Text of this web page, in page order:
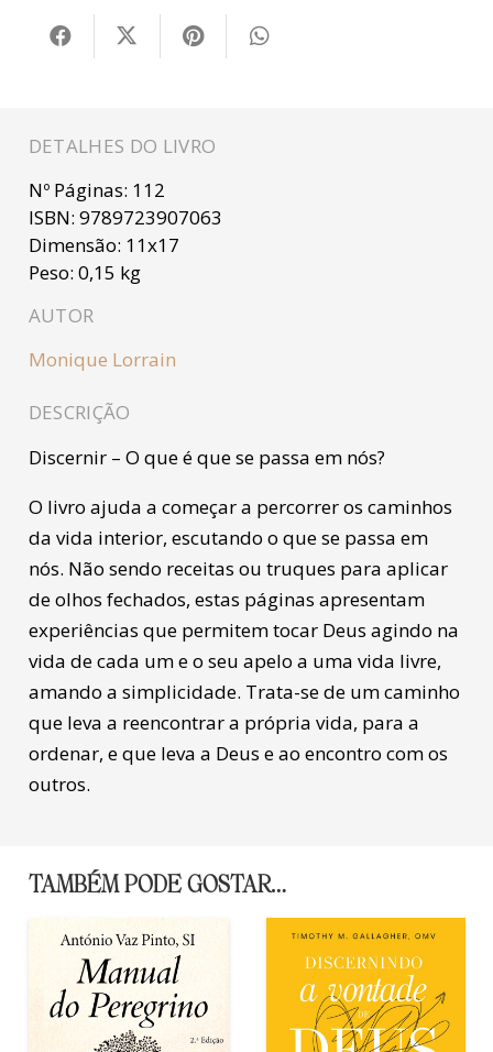
DETALHES DO LIVRO
Nº Páginas: 112
ISBN: 9789723907063
Dimensão: 11x17
Peso: 0,15 kg
AUTOR
Monique Lorrain
DESCRIÇÃO
Discernir – O que é que se passa em nós?
O livro ajuda a começar a percorrer os caminhos
da vida interior, escutando o que se passa em
nós. Não sendo receitas ou truques para aplicar
de olhos fechados, estas páginas apresentam
experiências que permitem tocar Deus agindo na
vida de cada um e o seu apelo a uma vida livre,
amando a simplicidade. Trata-se de um caminho
que leva a reencontrar a própria vida, para a
ordenar, e que leva a Deus e ao encontro com os
outros.
TAMBÉM PODE GOSTAR…